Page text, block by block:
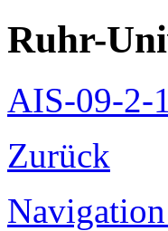
Ruhr-
AIS-09-2-
Zurück